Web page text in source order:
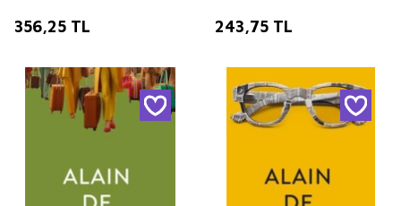
356,25 TL 243,75 TL